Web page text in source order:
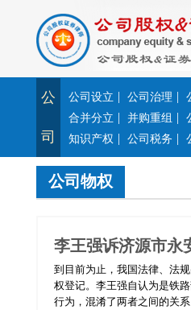
公
司
公司设立 | 公司治理 |
合并分立 | 并购重组 |
知识产权 | 公司税务 |
公司物权
李王强诉济源市永
到目前为止，我国法律、法
权登记。李王强自认为是铁
行为，混淆了两者之间的关